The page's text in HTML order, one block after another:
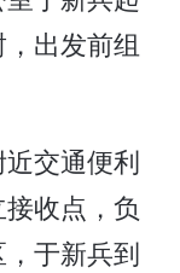
出发前组
近交通便利
收点，负
于新兵到